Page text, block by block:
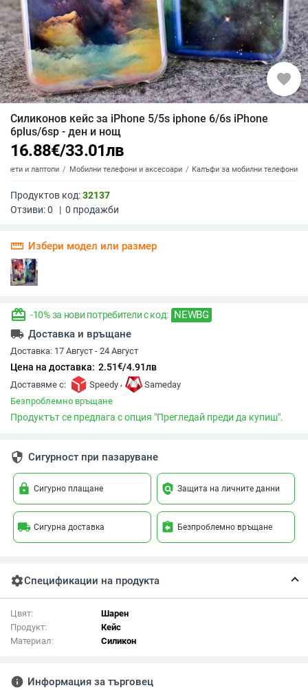
favorite
Силиконов кейс за iPhone 5/5s iphone 6/6s iPhone
6plus/6sp - ден и нощ
16.88€/33.01лв
и лаптопи Мобилни телефони и аксесоари Калъфи за мобилни телефони
Продуктов код:32137
Отзиви:0 | 0 продажби
straighten Избери модел или размер
redeem -10% за нови потребители с код: NEWBG
local_shipping Доставка и връщане
Доставка: 17 Август - 24 Август
Цена на доставка: 2.51€/4.91лв
Доставяме с: Speedy ,
Sameday
Безпроблемно връщане
Продуктът се предлага с опция "Прегледай преди да купиш".
security Сигурност при пазаруване
lock Сигурно плащане policy Защита на личните данни
local_shipping Сигурна доставка assignment_return Безпроблемно връщане
settingsСпецификации на продукта
Цвят:
Шарен
Продукт:
Кейс
Материал:
Силикон
info Информация за търговец